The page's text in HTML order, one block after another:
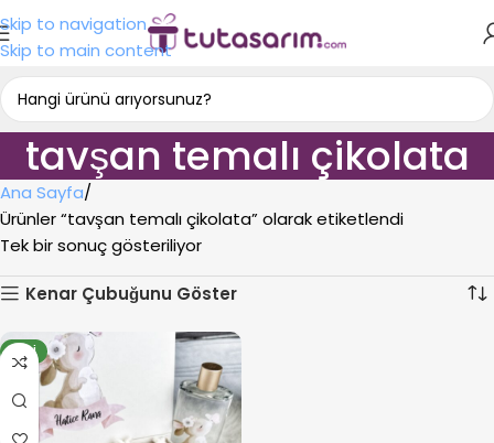
Skip to navigation
Skip to main content
tavşan temalı çikolata
Ana Sayfa
Ürünler “tavşan temalı çikolata” olarak etiketlendi
Tek bir sonuç gösteriliyor
Kenar Çubuğunu Göster
YENI